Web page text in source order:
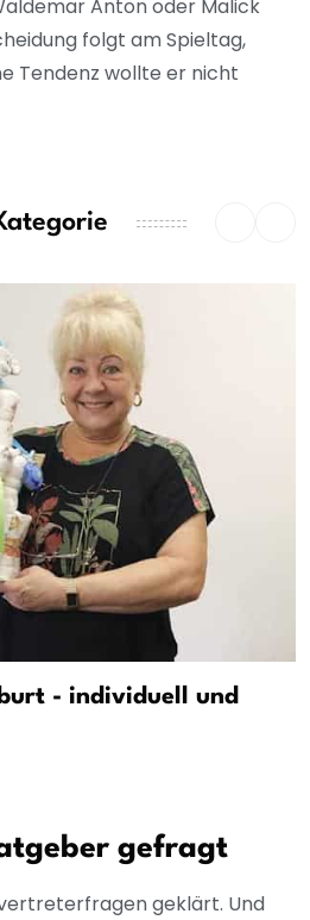
Anton oder Malick
folgt am Spieltag,
Tendenz wollte er nicht
- individuell und
gefragt
geklärt. Und